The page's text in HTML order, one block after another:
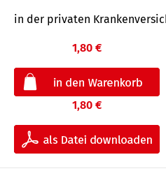
in der privaten
1,80 €
1,80 €